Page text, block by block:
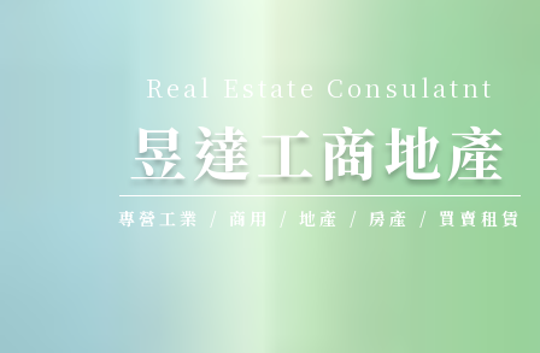
Real Estate Consulatnt
昱達工商地產
專營工業 / 商用 / 地產 / 房產 / 買賣租賃